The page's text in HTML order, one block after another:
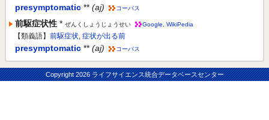
presymptomatic ** (aj) コーパス
前駆症状性 * ぜんくしょうじょうせい Google WikiPedia
【類義語】 前駆症状, 症状が出る前
presymptomatic ** (aj) コーパス
Copyright2026 ライフサイエンス統合データベースセンター